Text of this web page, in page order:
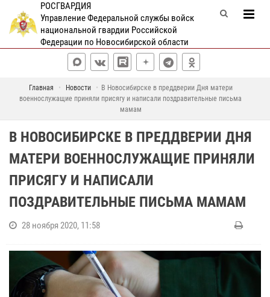
РОСГВАРДИЯ
Управление Федеральной службы войск
национальной гвардии Российской
Федерации по Новосибирской области
Главная Новости
В Новосибирске в преддверии Дня матери
военнослужащие приняли присягу и написали поздравительные письма
мамам
В НОВОСИБИРСКЕ В ПРЕДДВЕРИИ ДНЯ
МАТЕРИ ВОЕННОСЛУЖАЩИЕ ПРИНЯЛИ
ПРИСЯГУ И НАПИСАЛИ
ПОЗДРАВИТЕЛЬНЫЕ ПИСЬМА МАМАМ
28 ноября 2020, 11:58